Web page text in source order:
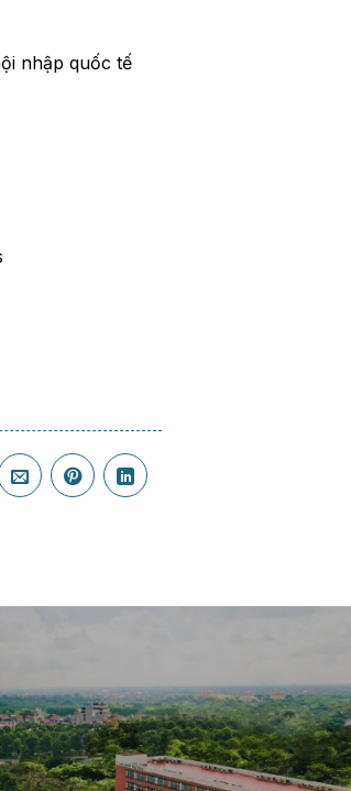
nhập quốc tế